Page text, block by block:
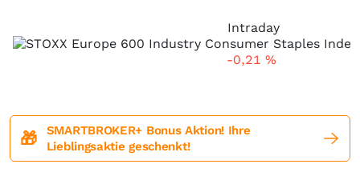
Intraday
-0,21 %
🎁
SMARTBROKER+ Bonus Aktion! Ihre
Lieblingsaktie geschenkt!